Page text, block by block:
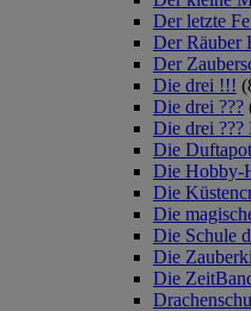
Der letzte
Der Räuber
Der
Die drei !!!
Die drei ???
Die drei ???
Die
Die Hobby-
Die
Die
Die Schule
Die
Die